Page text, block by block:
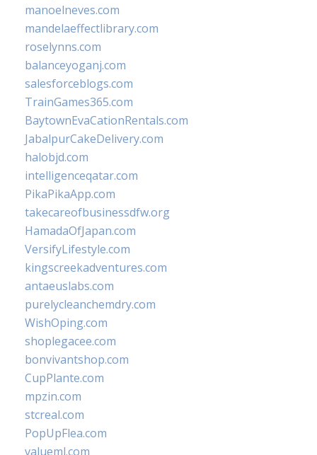
manoelneves.com
mandelaeffectlibrary.com
roselynns.com
balanceyoganj.com
salesforceblogs.com
TrainGames365.com
BaytownEvaCationRentals.com
JabalpurCakeDelivery.com
halobjd.com
intelligenceqatar.com
PikaPikaApp.com
takecareofbusinessdfw.org
HamadaOfJapan.com
VersifyLifestyle.com
kingscreekadventures.com
antaeuslabs.com
purelycleanchemdry.com
WishOping.com
shoplegacee.com
bonvivantshop.com
CupPlante.com
mpzin.com
stcreal.com
PopUpFlea.com
valueml.com